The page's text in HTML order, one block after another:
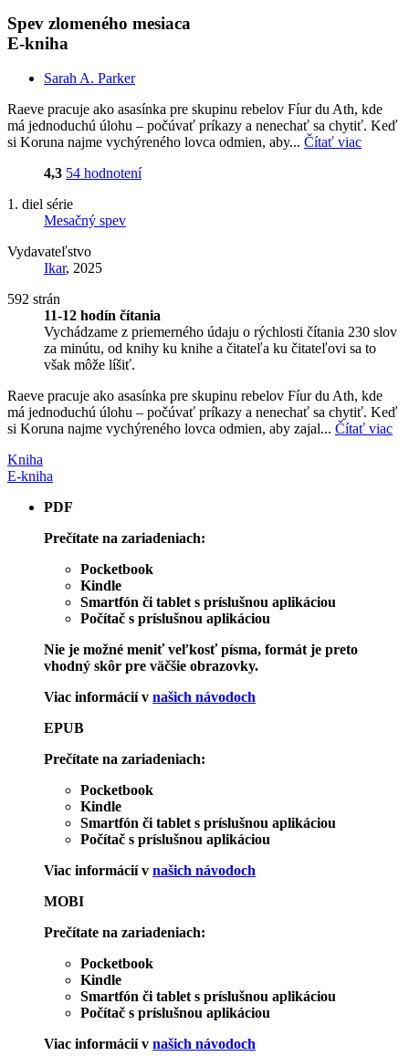
Spev zlomeného mesiaca
E-kniha
Sarah A. Parker
Raeve pracuje ako asasínka pre skupinu rebelov Fíur du Ath, kde
má jednoduchú úlohu – počúvať príkazy a nenechať sa chytiť. Keď
si Koruna najme vychýreného lovca odmien, aby... Čítať viac
4,3 54 hodnotení
1. diel série
Mesačný spev
Vydavateľstvo
Ikar, 2025
592 strán
11-12 hodín čítania
Vychádzame z priemerného údaju o rýchlosti čítania 230 slov
za minútu, od knihy ku knihe a čitateľa ku čitateľovi sa to
však môže líšiť.
Raeve pracuje ako asasínka pre skupinu rebelov Fíur du Ath, kde
má jednoduchú úlohu – počúvať príkazy a nenechať sa chytiť. Keď
si Koruna najme vychýreného lovca odmien, aby zajal... Čítať viac
Kniha
E-kniha
PDF
Prečítate na zariadeniach:
Pocketbook
Kindle
Smartfón či tablet s príslušnou aplikáciou
Počítač s príslušnou aplikáciou
Nie je možné meniť veľkosť písma, formát je preto
vhodný skôr pre väčšie obrazovky.
Viac informácií v našich návodoch
EPUB
Prečítate na zariadeniach:
Pocketbook
Kindle
Smartfón či tablet s príslušnou aplikáciou
Počítač s príslušnou aplikáciou
Viac informácií v našich návodoch
MOBI
Prečítate na zariadeniach:
Pocketbook
Kindle
Smartfón či tablet s príslušnou aplikáciou
Počítač s príslušnou aplikáciou
Viac informácií v našich návodoch